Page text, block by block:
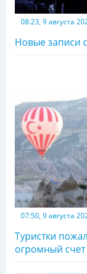
08:23, 9 августа
Новые записи
07:50, 9 августа
Туристки
огромный